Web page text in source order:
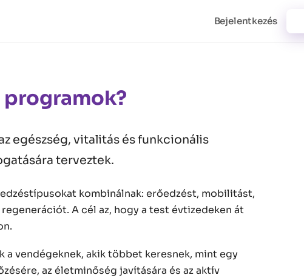
Bejelentkezés
programok?
egészség, vitalitás és funkcionális
terveztek.
kombinálnak: erőedzést, mobilitást,
A cél az, hogy a test évtizedeken át
a vendégeknek, akik többet keresnek, mint egy
az életminőség javítására és az aktív